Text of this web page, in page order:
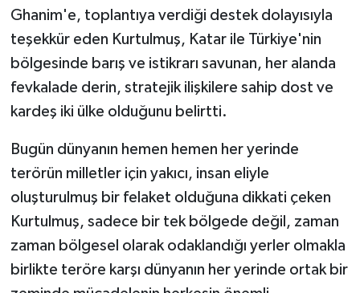
Ghanim'e, toplantıya verdiği destek dolayısıyla
teşekkür eden Kurtulmuş, Katar ile Türkiye'nin
bölgesinde barış ve istikrarı savunan, her alanda
fevkalade derin, stratejik ilişkilere sahip dost ve
kardeş iki ülke olduğunu belirtti.
Bugün dünyanın hemen hemen her yerinde
terörün milletler için yakıcı, insan eliyle
oluşturulmuş bir felaket olduğuna dikkati çeken
Kurtulmuş, sadece bir tek bölgede değil, zaman
zaman bölgesel olarak odaklandığı yerler olmakla
birlikte teröre karşı dünyanın her yerinde ortak bir